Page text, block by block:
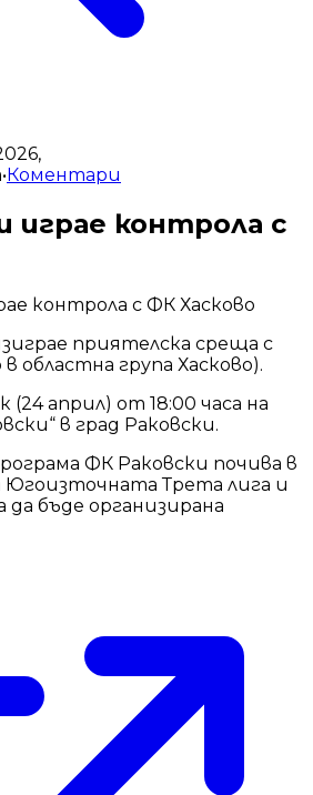
•Коментари
играе контрола с
приятелска среща с
областна група Хасково).
април) от 18:00 часа на
в град Раковски.
ФК Раковски почива в
Трета лига и
бъде организирана